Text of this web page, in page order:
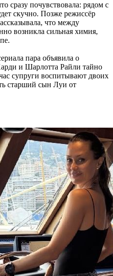
сразу почувствовала: рядом с
скучно. Позже режиссёр
что между
возникла сильная химия,
пара объявила о
и Шарлотта Райли тайно
супруги воспитывают двоих
старший сын Луи от